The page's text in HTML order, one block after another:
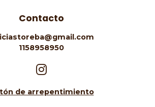
Contacto
1158958950
de arrepentimiento